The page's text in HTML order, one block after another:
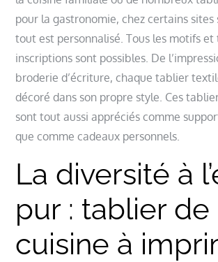
pour la gastronomie, chez certains sites
tout est personnalisé. Tous les motifs et
inscriptions sont possibles. De
broderie d’écriture, chaque tablier
décoré dans son propre style. Ces
sont tout aussi appréciés comme
que comme cadeaux personnels.
La diversité à
pur : tablier de
cuisine à